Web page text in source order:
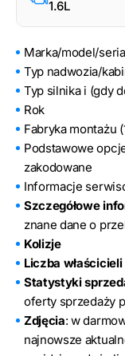
1.6L
Marka/model/seria
Typ nadwozia/
Typ silnika i (gdy
Rok
Fabryka montażu
Podstawowe
zakodowane
Informacje
Szczegółowe
znane dane o
Kolizje
Liczba właścicieli
Statystyki
oferty sprzedaży
Zdjęcia: w
najnowsze